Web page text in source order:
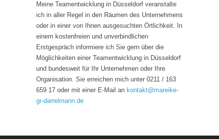
Meine Teamentwicklung in Düsseldorf veranstalte
ich in aller Regel in den Räumen des Unternehmens
oder in einer von Ihnen ausgesuchten Örtlichkeit. In
einem kostenfreien und unverbindlichen
Erstgespräch informiere ich Sie gern über die
Möglichkeiten einer Teamentwicklung in Düsseldorf
und bundesweit für Ihr Unternehmen oder Ihre
Organisation. Sie erreichen mich unter 0211 / 163
659 17 oder mit einer E-Mail an kontakt@mareike-
gr-darrelmann.de